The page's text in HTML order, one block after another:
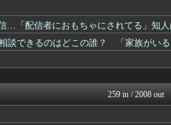
し、俺は...
育児板拾い読み
）...
育児板拾い読み
理だ。金は...
オーバージョイド
いんだ？
おうち速報
と「誰と見...
修羅場ライフ速報
ゃあ脱げ...
修羅の華-家庭・生
大人になっ...
修羅の華-家庭・
と言われ...
…「配信者におもちゃにされてる」知人
談できるのはどこの誰？ 「家族がい
259 in / 2008 out